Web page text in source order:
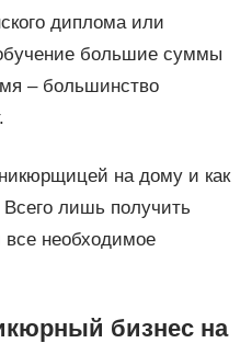
диплома или
большие суммы
– большинство
на дому и как
лишь получить
необходимое
бизнес на